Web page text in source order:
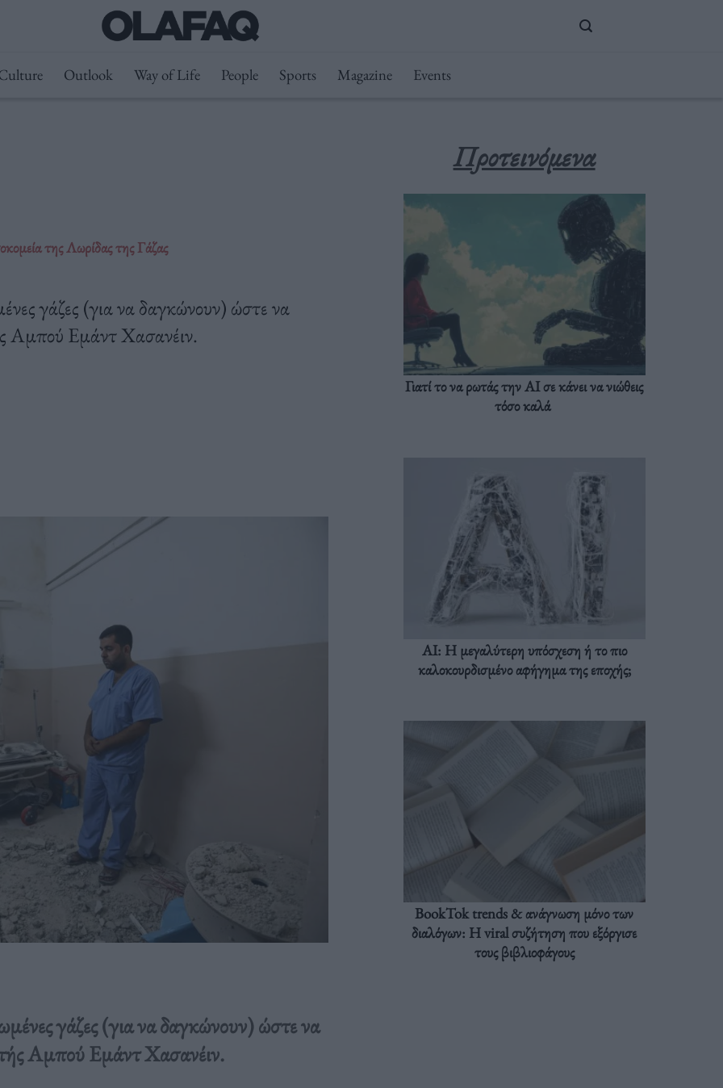
Outlook Way of Life People Sports Magazine Events
της Λωρίδας της Γάζας
γάζες (για να δαγκώνουν) ώστε να
Αμπού Εμάντ Χασανέιν.
γάζες (για να δαγκώνουν) ώστε να
Αμπού Εμάντ Χασανέιν.
Προτεινόμενα
Γιατί το να ρωτάς την AI σε κάνει να νιώθεις
τόσο καλά
AI: Η μεγαλύτερη υπόσχεση ή το πιο
καλοκουρδισμένο αφήγημα της εποχής;
BookTok trends & ανάγνωση μόνο των
διαλόγων: Η viral συζήτηση που εξόργισε
τους βιβλιοφάγους